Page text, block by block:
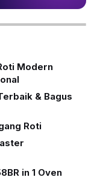
Modern
& Bagus
Roti
in 1 Oven